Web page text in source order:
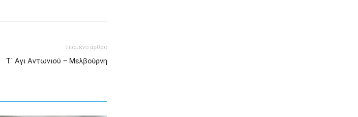
Επόμενο άρθρο
Τ΄ Αγι Αντωνιού – Μελβούρνη